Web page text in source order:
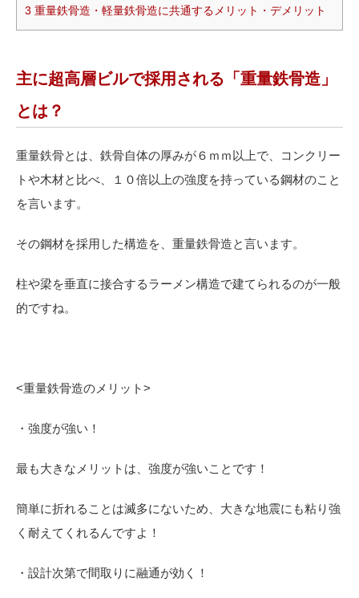
3 重量鉄骨造・軽量鉄骨造に共通するメリット・デメリット
主に超高層ビルで採用される「重量鉄骨造」
とは？
重量鉄骨とは、鉄骨自体の厚みが６ｍｍ以上で、コンクリー
トや木材と比べ、１０倍以上の強度を持っている鋼材のこと
を言います。
その鋼材を採用した構造を、重量鉄骨造と言います。
柱や梁を垂直に接合するラーメン構造で建てられるのが一般
的ですね。
<重量鉄骨造のメリット>
・強度が強い！
最も大きなメリットは、強度が強いことです！
簡単に折れることは滅多にないため、大きな地震にも粘り強
く耐えてくれるんですよ！
・設計次第で間取りに融通が効く！